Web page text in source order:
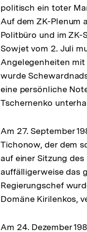
politisch ein toter
Auf dem ZK-Plenum
Politbüro und im ZK-
Sowjet vom 2. Juli
Angelegenheiten
wurde
eine persönliche
Tschernenko
Am 27. September
Tichonow, der dem
auf einer Sitzung
auffälligerweise das
Regierungschef
Domäne Kirilenkos,
Am 24. Dezember